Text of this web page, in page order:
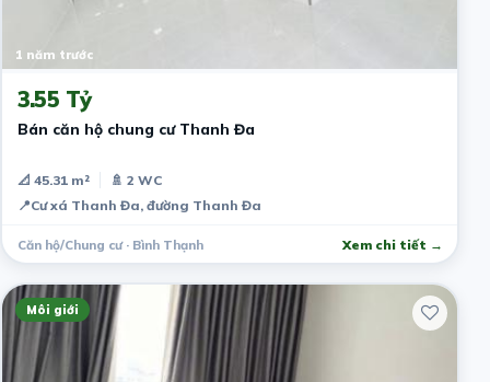
1 năm trước
3.55 Tỷ
Bán căn hộ chung cư Thanh Đa
📐 45.31 m²
🚿 2 WC
📍Cư xá Thanh Đa, đường Thanh Đa
Căn hộ/Chung cư · Bình Thạnh Xem chi tiết →
Môi giới